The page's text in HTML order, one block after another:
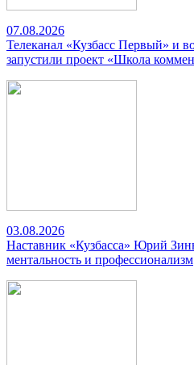
07.08.2026
Телеканал «Кузбасс Первый» и
запустили проект «Школа
03.08.2026
Наставник «Кузбасса» Юрий
ментальность и профессионализм